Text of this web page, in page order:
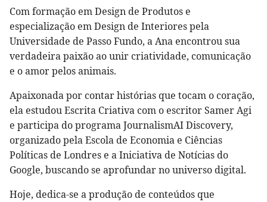
Com formação em Design de Produtos e
especialização em Design de Interiores pela
Universidade de Passo Fundo, a Ana encontrou sua
verdadeira paixão ao unir criatividade, comunicação
e o amor pelos animais.
Apaixonada por contar histórias que tocam o coração,
ela estudou Escrita Criativa com o escritor Samer Agi
e participa do programa JournalismAI Discovery,
organizado pela Escola de Economia e Ciências
Políticas de Londres e a Iniciativa de Notícias do
Google, buscando se aprofundar no universo digital.
Hoje, dedica-se a produção de conteúdos que